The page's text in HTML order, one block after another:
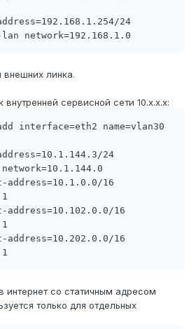
24
линка.
сервисной сети 10.x.x.x:
interface=eth2 name=vlan30
24
16
16
16
интернет со статичным адресом
только для отдельных